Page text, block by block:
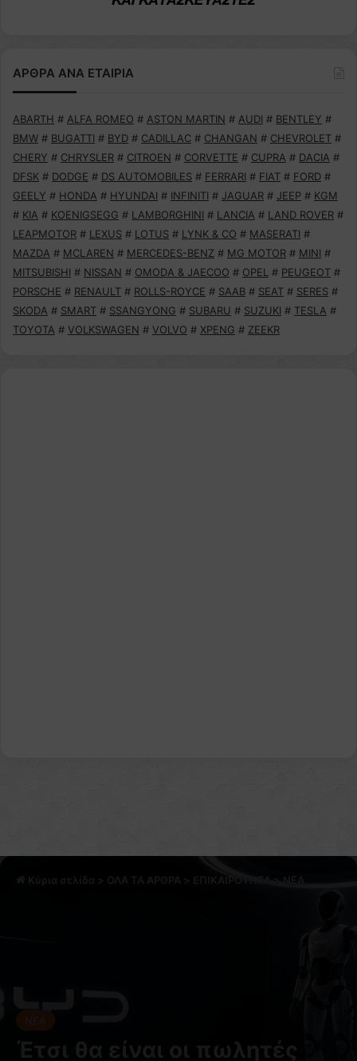
ΑΡΘΡΑ ΑΝΑ ΕΤΑΙΡΙΑ
ABARTH # ALFA ROMEO # ASTON MARTIN # AUDI # BENTLEY #
BMW # BUGATTI # BYD # CADILLAC # CHANGAN # CHEVROLET #
CHERY # CHRYSLER # CITROEN # CORVETTE # CUPRA # DACIA #
DFSK # DODGE # DS AUTOMOBILES # FERRARI # FIAT # FORD #
GEELY # HONDA # HYUNDAI # INFINITI # JAGUAR # JEEP # KGM
# KIA # KOENIGSEGG # LAMBORGHINI # LANCIA # LAND ROVER #
LEAPMOTOR # LEXUS # LOTUS # LYNK & CO # MASERATI #
MAZDA # MCLAREN # MERCEDES-BENZ # MG MOTOR # MINI #
MITSUBISHI # NISSAN # OMODA & JAECOO # OPEL # PEUGEOT #
PORSCHE # RENAULT # ROLLS-ROYCE # SAAB # SEAT # SERES #
SKODA # SMART # SSANGYONG # SUBARU # SUZUKI # TESLA #
TOYOTA # VOLKSWAGEN # VOLVO # XPENG # ZEEKR